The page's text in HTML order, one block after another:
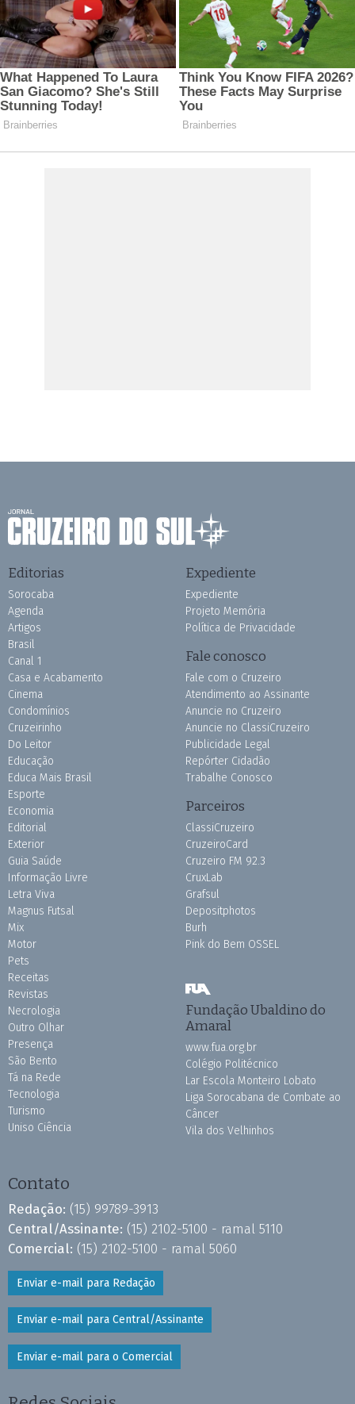
Editorias
Sorocaba
Agenda
Artigos
Brasil
Canal 1
Casa e Acabamento
Cinema
Condomínios
Cruzeirinho
Do Leitor
Educação
Educa Mais Brasil
Esporte
Economia
Editorial
Exterior
Guia Saúde
Informação Livre
Letra Viva
Magnus Futsal
Mix
Motor
Pets
Receitas
Revistas
Necrologia
Outro Olhar
Presença
São Bento
Tá na Rede
Tecnologia
Turismo
Uniso Ciência
Expediente
Expediente
Projeto Memória
Política de Privacidade
Fale conosco
Fale com o Cruzeiro
Atendimento ao Assinante
Anuncie no Cruzeiro
Anuncie no ClassiCruzeiro
Publicidade Legal
Repórter Cidadão
Trabalhe Conosco
Parceiros
ClassiCruzeiro
CruzeiroCard
Cruzeiro FM 92.3
CruxLab
Grafsul
Depositphotos
Burh
Pink do Bem OSSEL
Fundação Ubaldino do
Amaral
www.fua.org.br
Colégio Politécnico
Lar Escola Monteiro Lobato
Liga Sorocabana de Combate ao
Câncer
Vila dos Velhinhos
Contato
Redação: (15) 99789-3913
Central/Assinante: (15) 2102-5100 - ramal 5110
Comercial: (15) 2102-5100 - ramal 5060
Enviar e-mail para Redação
Enviar e-mail para Central/Assinante
Enviar e-mail para o Comercial